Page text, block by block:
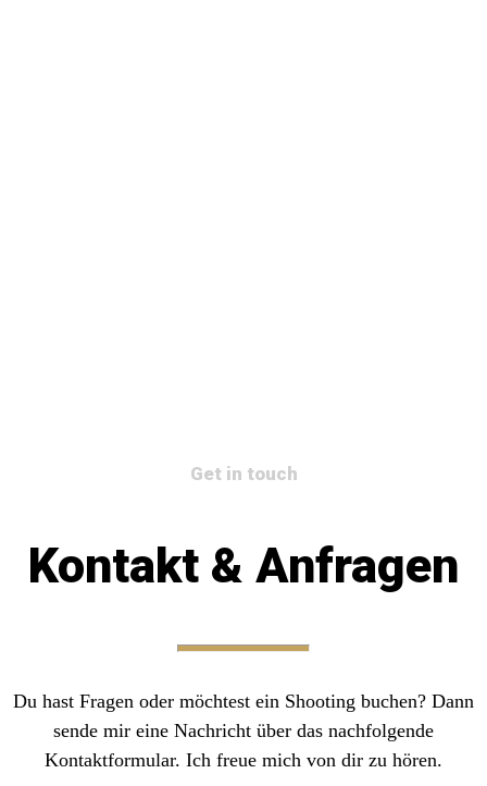
Get in touch
Kontakt & Anfragen
Du hast Fragen oder möchtest ein Shooting buchen? Dann
sende mir eine Nachricht über das nachfolgende
Kontaktformular. Ich freue mich von dir zu hören.